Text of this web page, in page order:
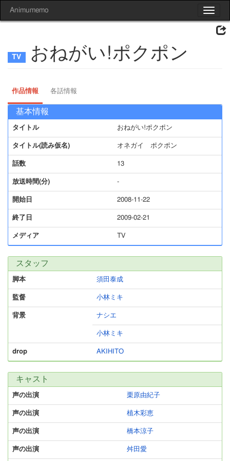
Toggle
Animumemo
おねがい!ポクポン
作品情報 各話情報
基本情報
タイトル おねがい!ポクポン
タイトル(読み仮名) オネガイ ポクポン
話数 13
放送時間(分) -
開始日 2008-11-22
終了日 2009-02-21
メディア TV
スタッフ
脚本 須田泰成
監督 小林ミキ
背景 ナシエ
小林ミキ
drop AKIHITO
キャスト
声の出演 栗原由紀子
声の出演 植木彩恵
声の出演 橋本涼子
声の出演 舛田愛